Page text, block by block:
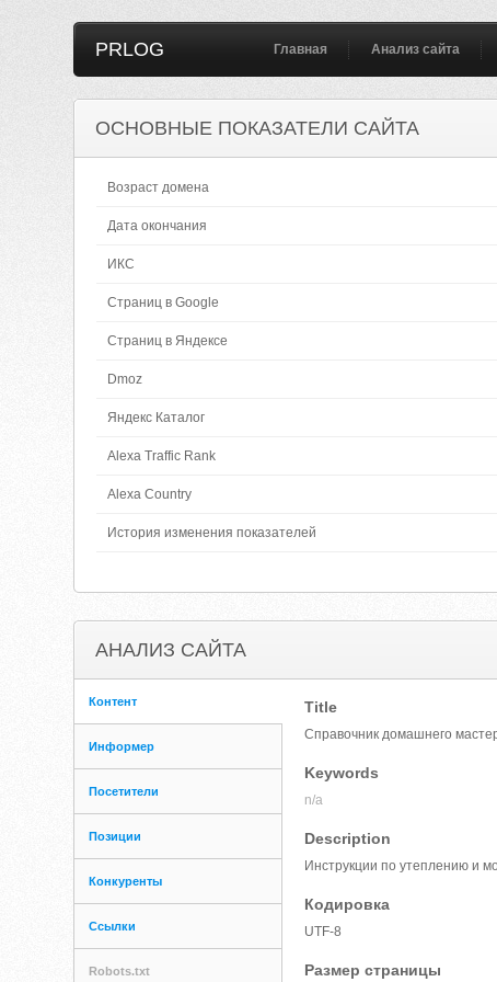
PRLOG Главная Анализ сайта
ОСНОВНЫЕ ПОКАЗАТЕЛИ САЙТА
Возраст домена
Дата окончания
ИКС
Страниц в Google
Страниц в Яндексе
Dmoz
Яндекс Каталог
Alexa Traffic Rank
Alexa Country
История изменения показателей
АНАЛИЗ САЙТА
Контент
Информер
Посетители
Позиции
Конкуренты
Ссылки
Robots.txt
Title
Справочник домашнего
Keywords
n/a
Description
Инструкции по утеплению и
Кодировка
UTF-8
Размер страницы